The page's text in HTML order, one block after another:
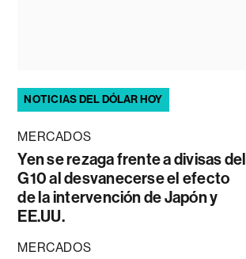
NOTICIAS DEL DÓLAR HOY
MERCADOS
Yen se rezaga frente a divisas del
G10 al desvanecerse el efecto
de la intervención de Japón y
EE.UU.
MERCADOS